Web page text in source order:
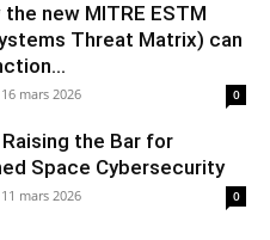
new MITRE ESTM
Threat Matrix) can
16 mars 2026 0
Raising the Bar for
Space Cybersecurity
11 mars 2026 0